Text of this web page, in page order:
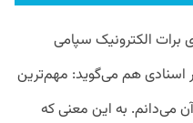
برات الکترونیک سپامی
اسنادی هم می‌گوید: مهم‌ترین
آن می‌دانم. به این معنی که